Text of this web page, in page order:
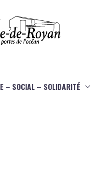
– SOCIAL – SOLIDARITÉ